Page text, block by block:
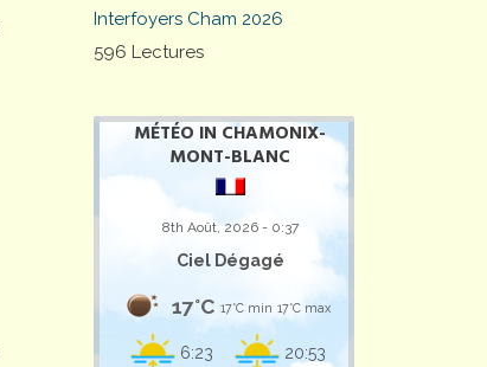
Interfoyers Cham 2026
596 Lectures
MÉTÉO IN CHAMONIX-
MONT-BLANC
8th Août, 2026 - 0:37
Ciel Dégagé
17°C 17°C min 17°C max
6:23 20:53